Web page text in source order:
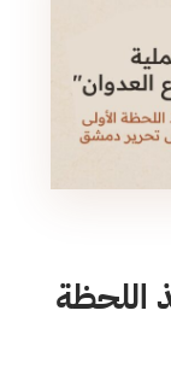
اللحظة